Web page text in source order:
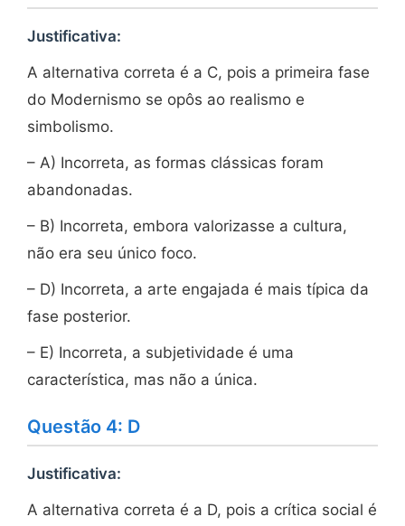
Justificativa:
A alternativa correta é a C, pois a primeira fase
do Modernismo se opôs ao realismo e
simbolismo.
– A) Incorreta, as formas clássicas foram
abandonadas.
– B) Incorreta, embora valorizasse a cultura,
não era seu único foco.
– D) Incorreta, a arte engajada é mais típica da
fase posterior.
– E) Incorreta, a subjetividade é uma
característica, mas não a única.
Questão 4: D
Justificativa:
A alternativa correta é a D, pois a crítica social é